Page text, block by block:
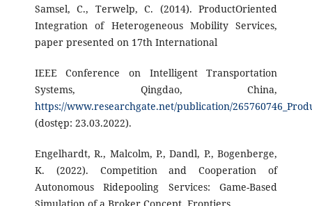
Samsel, C., Terwelp, C. (2014). ProductOriented
Integration of Heterogeneous Mobility Services,
paper presented on 17th International
IEEE Conference on Intelligent Transportation
Systems, Qingdao, China,
https://www.researchgate.net/publication/
(dostęp: 23.03.2022).
Engelhardt, R., Malcolm, P., Dandl, P., Bogenberge,
K. (2022). Competition and Cooperation of
Autonomous Ridepooling Services: Game-Based